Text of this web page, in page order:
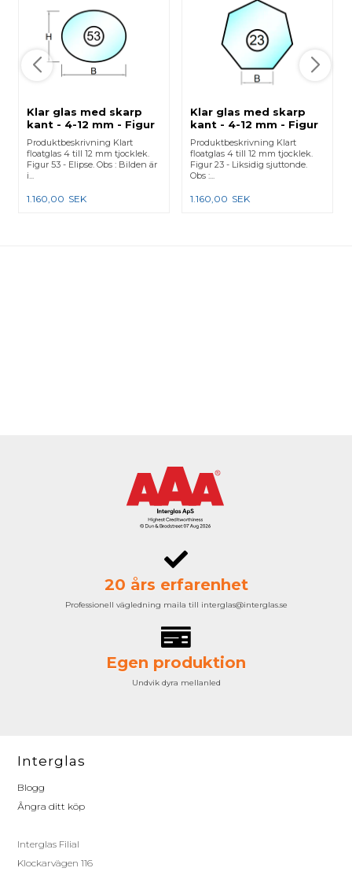
Klar glas med skarp
kant - 4-12 mm - Figur
53
Produktbeskrivning Klart
floatglas 4 till 12 mm tjocklek.
Figur 53 - Elipse. Obs : Bilden är
i...
1.160,00 SEK
Klar glas med skarp
kant - 4-12 mm - Figur
23
Produktbeskrivning Klart
floatglas 4 till 12 mm tjocklek.
Figur 23 - Liksidig sjuttonde.
Obs :...
1.160,00 SEK
20 års erfarenhet
Professionell vägledning maila till interglas@interglas.se
Egen produktion
Undvik dyra mellanled
Interglas
Blogg
Ångra ditt köp
Interglas Filial
Klockarvägen 116